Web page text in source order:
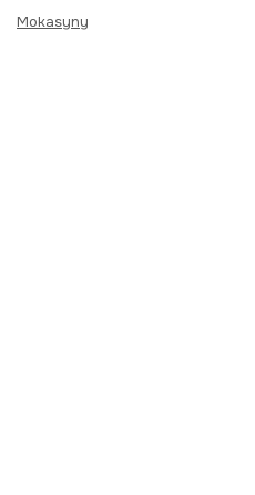
Mokasyny